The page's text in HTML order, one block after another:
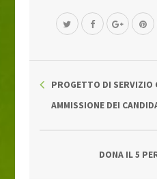
PROGETTO DI SERVIZIO
AMMISSIONE DEI
DONA IL 5